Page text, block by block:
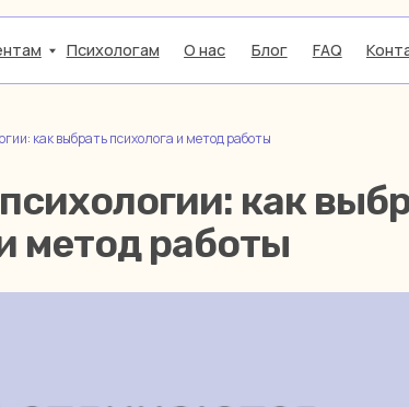
FAQ Контакты
Блог
О нас
Психологам
как выбрать психолога и метод работы
как
метод работы